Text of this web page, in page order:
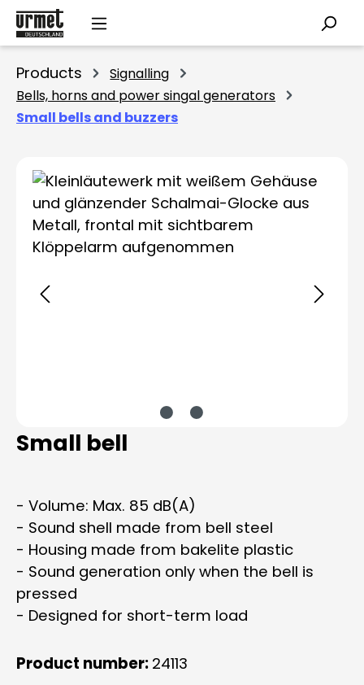
Skip to main content
Products
Signalling
Bells, horns and power singal generators
Small bells and buzzers
Skip image gallery
Small bell
- Volume: Max. 85 dB(A)
- Sound shell made from bell steel
- Housing made from bakelite plastic
- Sound generation only when the bell is
pressed
- Designed for short-term load
Product number: 24113